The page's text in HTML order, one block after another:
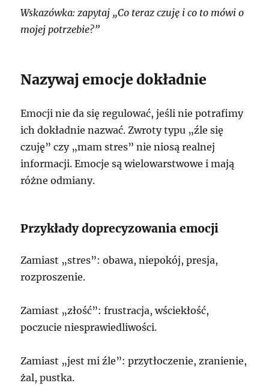
Wskazówka: zapytaj „Co teraz czuję i co to mówi o
mojej potrzebie?”
Nazywaj emocje dokładnie
Emocji nie da się regulować, jeśli nie potrafimy
ich dokładnie nazwać. Zwroty typu „źle się
czuję” czy „mam stres” nie niosą realnej
informacji. Emocje są wielowarstwowe i mają
różne odmiany.
Przykłady doprecyzowania emocji
Zamiast „stres”: obawa, niepokój, presja,
rozproszenie.
Zamiast „złość”: frustracja, wściekłość,
poczucie niesprawiedliwości.
Zamiast „jest mi źle”: przytłoczenie, zranienie,
żal, pustka.